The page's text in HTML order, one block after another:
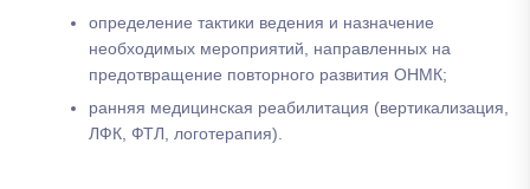
определение тактики ведения и назначение
необходимых мероприятий, направленных на
предотвращение повторного развития ОНМК;
ранняя медицинская реабилитация (вертикализация,
ЛФК, ФТЛ, логотерапия).